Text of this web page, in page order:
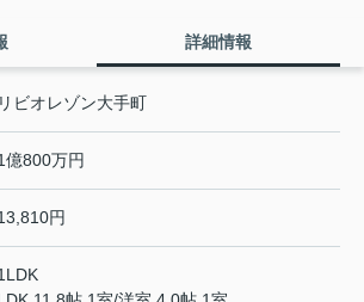
詳細情報
リビオレゾン大手町
億800万円
円